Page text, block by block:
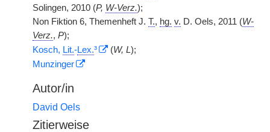
Solingen, 2010 (P, W-Verz.);
Non Fiktion 6, Themenheft J. T., hg. v. D. Oels, 2011 (W-
Verz., P);
Kosch, Lit.-Lex.³ (W, L);
Munzinger
Autor/in
David Oels
Zitierweise